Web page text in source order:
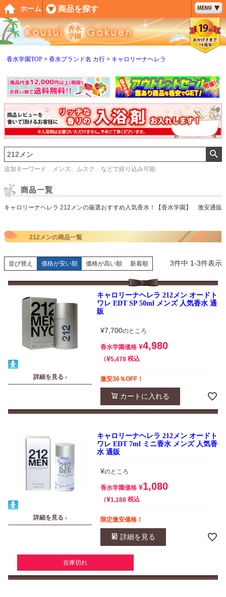
香水学園TOP 香水ブランド名 カ行 キャロリーナヘレラ
追加キーワード メンズ、ムスク などで絞り込み可能
キャロリーナヘレラ 212メンの厳選おすすめ人気香水！【香水学園】 激安通販
212メンの商品一覧
並び替え 価格が安い順 価格が高い順 新着順 3件中 1-3件表示
詳細を見る ›
キャロリーナヘレラ 212メン オードト
ワレ EDT SP 50ml メンズ 人気香水 通
販
¥7,700のところ
香水学園価格 ¥4,980
¥5,478 税込
激安36％OFF！
カートに入れる
詳細を見る ›
キャロリーナヘレラ 212メン オードト
ワレ EDT 7ml ミニ香水 メンズ 人気香
水 通販
¥のところ
香水学園価格 ¥1,080
¥1,188 税込
限定激安価格！
詳細を見る
在庫切れ
ペー
ジト
ップ
へ
ホーム 商品を探す